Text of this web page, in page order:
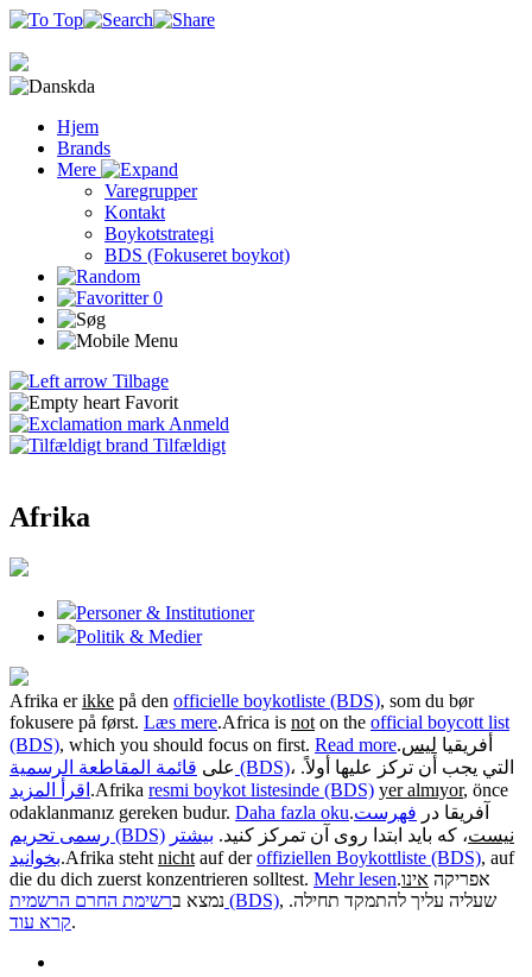
da
Hjem
Brands
Mere
Varegrupper
Kontakt
Boykotstrategi
BDS (Fokuseret boykot)
0
Tilbage
Favorit
Anmeld
Tilfældigt
Afrika
Personer & Institutioner
Politik & Medier
Afrika erikke på den officielle boykotliste (BDS), som du bør
fokusere på først. Læs mere.Africa is not on the official boycott list
(BDS), which you should focus on first. Read more. أفريقيا ليس
على قائمة المقاطعة الرسمية (BDS) ، التي يجب أن تركز عليها أولاً.
اقرأ المزيد .Afrika resmi boykot listesinde (BDS) yer almıyor, önce
odaklanmanız gereken budur. Daha fazla oku. آفریقا در فهرست
رسمی تحریم (BDS)
نیست، که باید ابتدا روی آن تمرکز کنید. بیشتر
بخوانید.Afrika steht nicht auf deroffiziellen Boykottliste (BDS), auf
die du dich zuerst konzentrieren solltest. Mehr lesen. אפריקה אינו
נמצא ב רשימת החרם הרשמית (BDS) , שעליה עליך להתמקד תחילה.
קרא עוד.